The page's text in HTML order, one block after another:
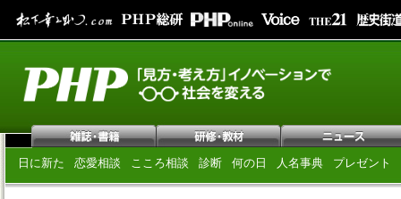
日に新た 恋愛相談 こころ相談 診断 何の日 人名事典 プレゼント